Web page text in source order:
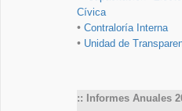
Cívica
• Contraloría Interna
• Unidad de
:: Informes Anuales